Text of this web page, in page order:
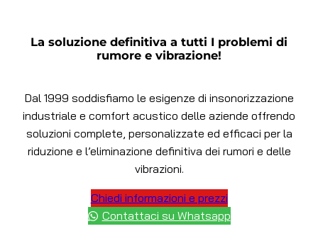
La soluzione definitiva a tutti I problemi di
rumore e vibrazione!
Dal 1999 soddisfiamo le esigenze di insonorizzazione
industriale e comfort acustico delle aziende offrendo
soluzioni complete, personalizzate ed efficaci per la
riduzione e l’eliminazione definitiva dei rumori e delle
vibrazioni.
Chiedi informazioni e prezzi
Contattaci su Whatsapp